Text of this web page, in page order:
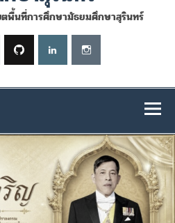
พื้นที่การศึกษามัธยมศึกษาสุรินทร์